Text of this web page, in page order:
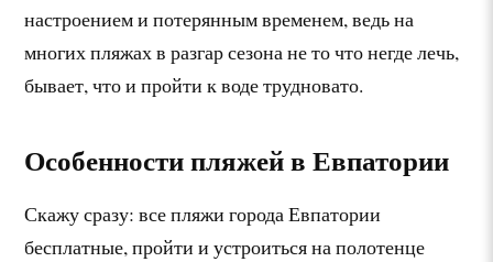
настроением и потерянным временем, ведь на
многих пляжах в разгар сезона не то что негде лечь,
бывает, что и пройти к воде трудновато.
Особенности пляжей в Евпатории
Скажу сразу: все пляжи города Евпатории
бесплатные, пройти и устроиться на полотенце